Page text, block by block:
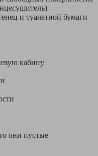
и туалетной бумаги
кабину
они пустые